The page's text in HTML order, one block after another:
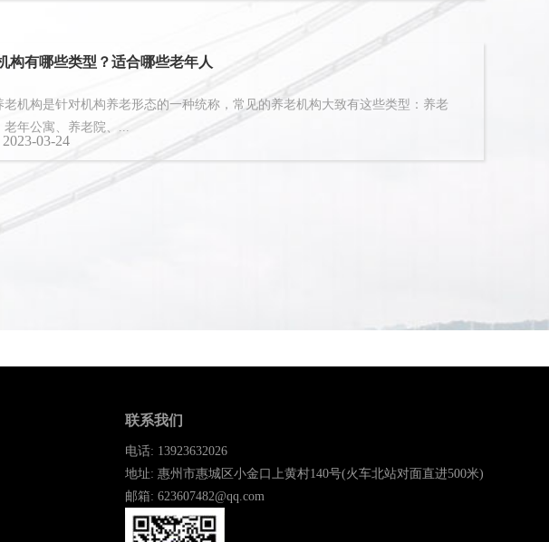
构有哪些类型？适合哪些老年人
构是针对机构养老形态的一种统称，常见的养老机构大致有这些类型：养老
老年公寓、养老院、...
2023-03-24
联系我们
电话: 13923632026
地址: 惠州市惠城区小金口上黄村140号(火车北站对面直进500米)
邮箱: 623607482@qq.com